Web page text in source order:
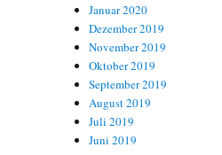
Januar 2020
Dezember 2019
November 2019
Oktober 2019
September 2019
August 2019
Juli 2019
Juni 2019